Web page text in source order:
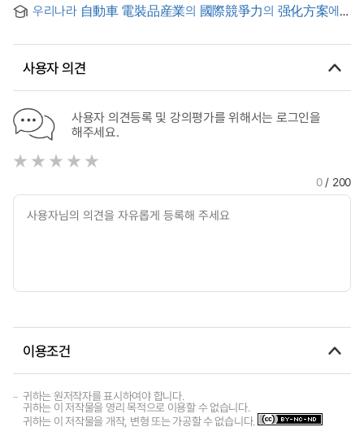
우리나라 自動車 電裝品産業의 國際競爭力의 强化方案에
사용자 의견
사용자 의견등록 및 강의평가를 위해서는 로그인을
해주세요.
0/ 200
이용조건
귀하는 원저작자를 표시하여야 합니다.
귀하는 이 저작물을 영리 목적으로 이용할 수 없습니다.
귀하는 이 저작물을 개작, 변형 또는 가공할 수 없습니다.